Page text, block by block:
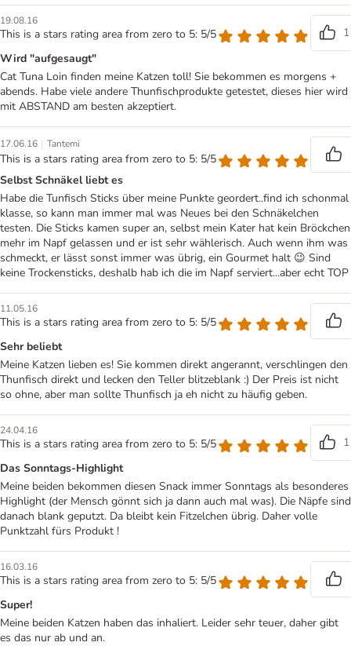
19.08.16
This is a stars rating area from zero to 5: 5/5
1
Wird "aufgesaugt"
Cat Tuna Loin finden meine Katzen toll! Sie bekommen es morgens +
abends. Habe viele andere Thunfischprodukte getestet, dieses hier wird
mit ABSTAND am besten akzeptiert.
17.06.16 | Tantemi
This is a stars rating area from zero to 5: 5/5
Selbst Schnäkel liebt es
Habe die Tunfisch Sticks über meine Punkte geordert..find ich schonmal
klasse, so kann man immer mal was Neues bei den Schnäkelchen
testen. Die Sticks kamen super an, selbst mein Kater hat kein Bröckchen
mehr im Napf gelassen und er ist sehr wählerisch. Auch wenn ihm was
schmeckt, er lässt sonst immer was übrig, ein Gourmet halt 😉 Sind
keine Trockensticks, deshalb hab ich die im Napf serviert...aber echt TOP
11.05.16
This is a stars rating area from zero to 5: 5/5
Sehr beliebt
Meine Katzen lieben es! Sie kommen direkt angerannt, verschlingen den
Thunfisch direkt und lecken den Teller blitzeblank :) Der Preis ist nicht
so ohne, aber man sollte Thunfisch ja eh nicht zu häufig geben.
24.04.16
This is a stars rating area from zero to 5: 5/5
1
Das Sonntags-Highlight
Meine beiden bekommen diesen Snack immer Sonntags als besonderes
Highlight (der Mensch gönnt sich ja dann auch mal was). Die Näpfe sind
danach blank geputzt. Da bleibt kein Fitzelchen übrig. Daher volle
Punktzahl fürs Produkt !
16.03.16
This is a stars rating area from zero to 5: 5/5
Super!
Meine beiden Katzen haben das inhaliert. Leider sehr teuer, daher gibt
es das nur ab und an.